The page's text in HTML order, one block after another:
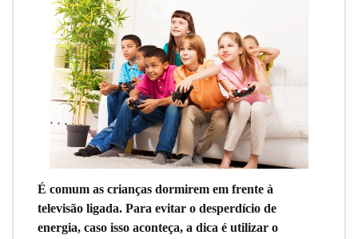
É comum as crianças dormirem em frente à
televisão ligada. Para evitar o desperdício de
energia, caso isso aconteça, a dica é utilizar o